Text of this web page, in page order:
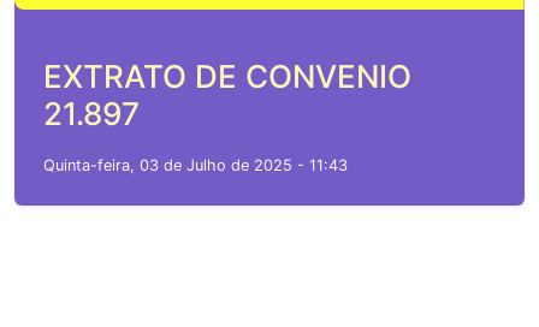
EXTRATO DE CONVENIO
21.897
Quinta-feira, 03 de Julho de 2025 - 11:43